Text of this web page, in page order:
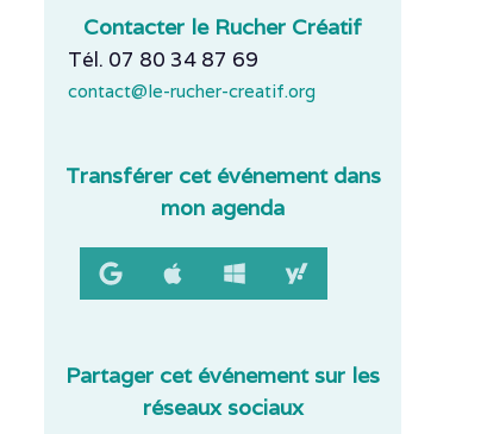
Contacter le Rucher Créatif
Tél. 07 80 34 87 69
contact@le-rucher-creatif.org
Transférer cet événement dans
mon agenda
Partager cet événement sur les
réseaux sociaux